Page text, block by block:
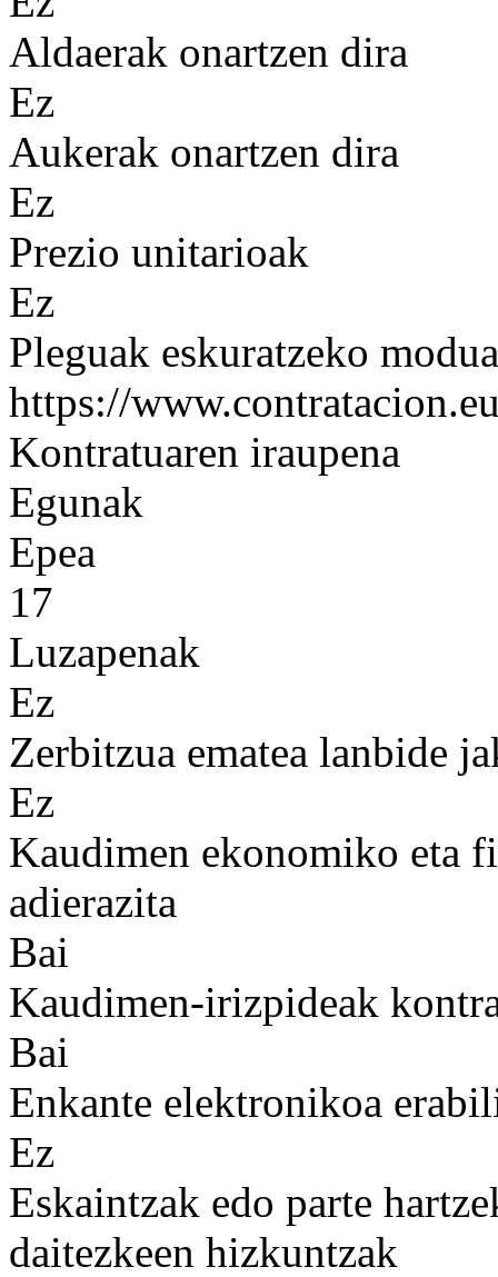
Aldaerak onartzen dira
Ez
Aukerak onartzen dira
Ez
Prezio unitarioak
Ez
Pleguak eskuratzeko modua
https://
Kontratuaren iraupena
Egunak
Epea
17
Luzapenak
Ez
Zerbitzua ematea lanbide
Ez
Kaudimen ekonomiko eta
adierazita
Bai
Kaudimen-irizpideak
Bai
Enkante elektronikoa
Ez
Eskaintzak edo parte
daitezkeen hizkuntzak